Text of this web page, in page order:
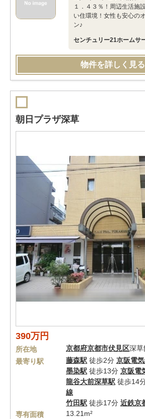
１．４３％！周辺生活施
い住環境！女性も安心の
ン♪
センチュリー21ホームサ
物件を詳しく見る
朝日プラザ深草
390万円
所在地 京都府京都市伏見区深草
最寄り駅
藤森駅 徒歩2分 京阪電
墨染駅 徒歩13分 京阪電
龍谷大前深草駅 徒歩14
線
竹田駅 徒歩17分 近鉄京
専有面積
13.21m²